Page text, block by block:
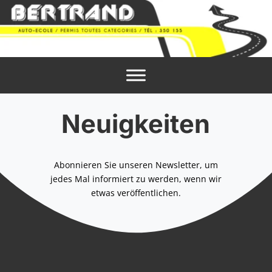
Neuigkeiten
Abonnieren Sie unseren Newsletter, um
jedes Mal informiert zu werden, wenn wir
etwas veröffentlichen.